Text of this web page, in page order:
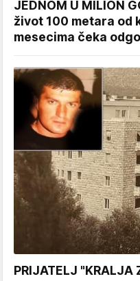
JEDNOM U MILION
život 100 metara od
mesecima čeka
PRIJATELJ "KRALJA